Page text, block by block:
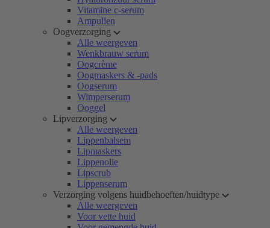
Vitamine c-serum
Ampullen
Oogverzorging
Alle weergeven
Wenkbrauw serum
Oogcrème
Oogmaskers & -pads
Oogserum
Wimperserum
Ooggel
Lipverzorging
Alle weergeven
Lippenbalsem
Lipmaskers
Lippenolie
Lipscrub
Lippenserum
Verzorging volgens huidbehoeften/huidtype
Alle weergeven
Voor vette huid